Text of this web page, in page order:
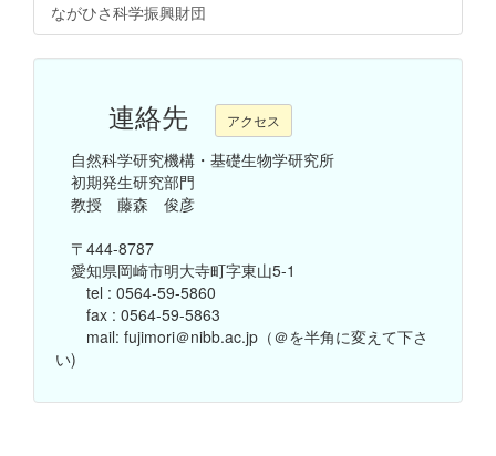
ながひさ科学振興財団
連絡先 アクセス
自然科学研究機構・基礎生物学研究所
初期発生研究部門
教授 藤森 俊彦
〒444-8787
愛知県岡崎市明大寺町字東山5-1
tel : 0564-59-5860
fax : 0564-59-5863
mail: fujimori＠nibb.ac.jp（＠を半角に変えて下さ
い)